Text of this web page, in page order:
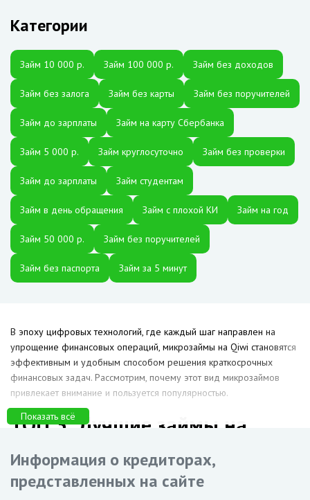
Категории
Займ 10 000 р. Займ 100 000 р. Займ без доходов
Займ без залога Займ без карты Займ без поручителей
Займ до зарплаты Займ на карту Сбербанка
Займ 5 000 р. Займ круглосуточно Займ без проверки
Займ до зарплаты Займ студентам
Займ в день обращения Займ с плохой КИ Займ на год
Займ 50 000 р. Займ без поручителей
Займ без паспорта Займ за 5 минут
В эпоху цифровых технологий, где каждый шаг направлен на
упрощение финансовых операций, микрозаймы на Qiwi становятся
эффективным и удобным способом решения краткосрочных
финансовых задач. Рассмотрим, почему этот вид микрозаймов
привлекает внимание и пользуется популярностью.
ТОП 3: Лучшие займы на
Займер — до 30 000 рублей на срок до 21 дня, ставка от
0%
Показать всё
Информация о кредиторах,
представленных на сайте